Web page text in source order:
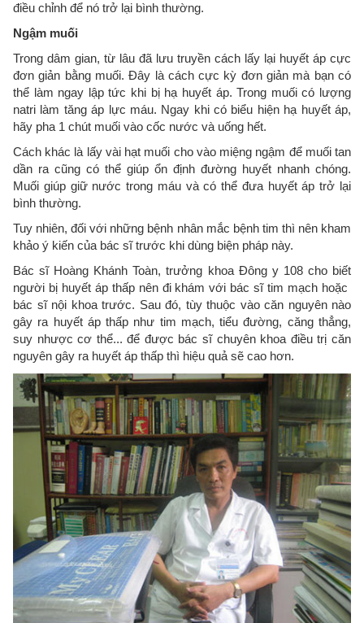
điều chỉnh để nó trở lại bình thường.
Ngậm muối
Trong dâm gian, từ lâu đã lưu truyền cách lấy lại huyết áp cực
đơn giản bằng muối. Đây là cách cực kỳ đơn giản mà bạn có
thể làm ngay lập tức khi bị hạ huyết áp. Trong muối có lượng
natri làm tăng áp lực máu. Ngay khi có biểu hiện hạ huyết áp,
hãy pha 1 chút muối vào cốc nước và uống hết.
Cách khác là lấy vài hạt muối cho vào miệng ngậm để muối tan
dần ra cũng có thể giúp ổn định đường huyết nhanh chóng.
Muối giúp giữ nước trong máu và có thể đưa huyết áp trở lại
bình thường.
Tuy nhiên, đối với những bệnh nhân mắc bệnh tim thì nên kham
khảo ý kiến của bác sĩ trước khi dùng biện pháp này.
Bác sĩ Hoàng Khánh Toàn, trưởng khoa Đông y 108 cho biết
người bị huyết áp thấp nên đi khám với bác sĩ tim mạch hoặc
bác sĩ nội khoa trước. Sau đó, tùy thuộc vào căn nguyên nào
gây ra huyết áp thấp như tim mạch, tiểu đường, căng thẳng,
suy nhược cơ thể... để được bác sĩ chuyên khoa điều trị căn
nguyên gây ra huyết áp thấp thì hiệu quả sẽ cao hơn.